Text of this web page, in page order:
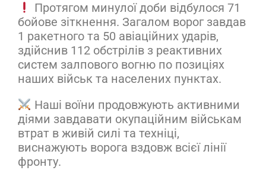
Протягом минулої доби відбулося 71
бойове зіткнення. Загалом ворог завдав
1 ракетного та 50 авіаційних ударів,
здійснив 112 обстрілів з реактивних
систем залпового вогню по позиціях
наших військ та населених пунктах.
Наші воїни продовжують активними
діями завдавати окупаційним військам
втрат в живій силі та техніці,
виснажують ворога вздовж всієї лінії
фронту.